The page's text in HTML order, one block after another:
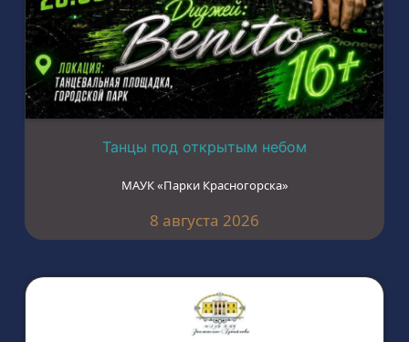
Танцы под открытым небом
МАУК «Парки Красногорска»
8 августа 2026